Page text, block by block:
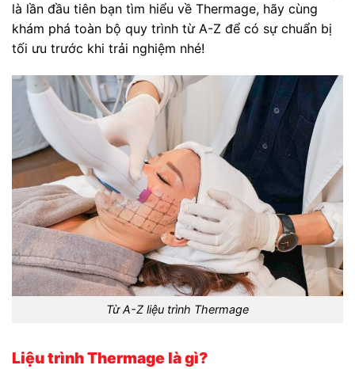
là lần đầu tiên bạn tìm hiểu về Thermage, hãy cùng
khám phá toàn bộ quy trình từ A-Z để có sự chuẩn bị
tối ưu trước khi trải nghiệm nhé!
Từ A-Z liệu trình Thermage
Liệu trình Thermage là gì?